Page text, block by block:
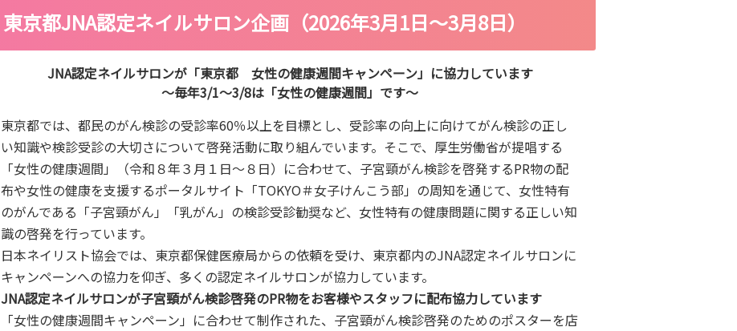
東京都JNA認定ネイルサロン企画（2026年3月1日～3月8日）
JNA認定ネイルサロンが「東京都 女性の健康週間キャンペーン」に協力しています
～毎年3/1～3/8は「女性の健康週間」です～
東京都では、都民のがん検診の受診率60％以上を目標とし、受診率の向上に向けてがん検診の正し
い知識や検診受診の大切さについて啓発活動に取り組んでいます。そこで、厚生労働省が提唱する
「女性の健康週間」（令和８年３月１日～８日）に合わせて、子宮頸がん検診を啓発するPR物の配
布や女性の健康を支援するポータルサイト「TOKYO＃女子けんこう部」の周知を通じて、女性特有
のがんである「子宮頸がん」「乳がん」の検診受診勧奨など、女性特有の健康問題に関する正しい知
識の啓発を行っています。
日本ネイリスト協会では、東京都保健医療局からの依頼を受け、東京都内のJNA認定ネイルサロンに
キャンペーンへの協力を仰ぎ、多くの認定ネイルサロンが協力しています。
JNA認定ネイルサロンが子宮頸がん検診啓発のPR物をお客様やスタッフに配布協力しています
「女性の健康週間キャンペーン」に合わせて制作された、子宮頸がん検診啓発のためのポスターを店